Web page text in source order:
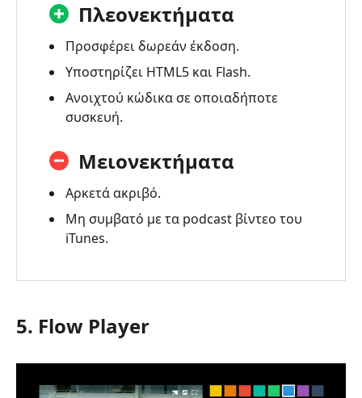
Πλεονεκτήματα
Προσφέρει δωρεάν έκδοση.
Υποστηρίζει HTML5 και Flash.
Ανοιχτού κώδικα σε οποιαδήποτε
συσκευή.
Μειονεκτήματα
Αρκετά ακριβό.
Μη συμβατό με τα podcast βίντεο του
iTunes.
5. Flow Player